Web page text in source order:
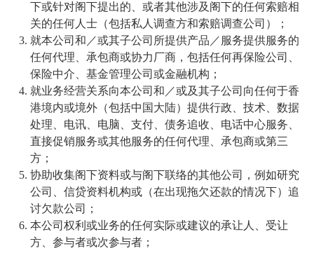
下或针对阁下提出的、或者其他涉及阁下的任何索赔相
关的任何人士（包括私人调查方和索赔调查公司）；
就本公司和／或其子公司所提供产品／服务提供服务的
任何代理、承包商或协力厂商，包括任何再保险公司、
保险中介、基金管理公司或金融机构；
就业务经营关系向本公司和／或及其子公司向任何于香
港境内或境外（包括中国大陆）提供行政、技术、数据
处理、电讯、电脑、支付、债务追收、电话中心服务、
直接促销服务或其他服务的任何代理、承包商或第三
方；
协助收集阁下资料或与阁下联络的其他公司，例如研究
公司、信贷资料机构或（在出现拖欠还款的情况下）追
讨欠款公司；
本公司权利或业务的任何实际或建议的承让人、受让
方、参与者或次参与者；